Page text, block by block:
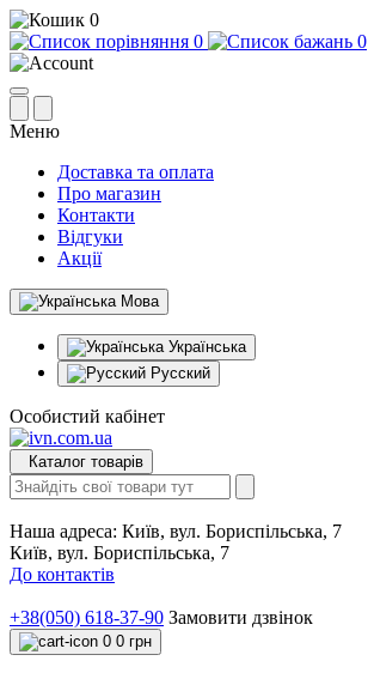
0
0
0
Меню
Доставка та оплата
Про магазин
Контакти
Відгуки
Акції
Мова
Українська
Русский
Особистий кабінет
Каталог товарів
Наша адреса: Київ, вул. Бориспільська, 7
Київ, вул. Бориспільська, 7
До контактів
+38(050) 618-37-90 Замовити дзвінок
0 0 грн